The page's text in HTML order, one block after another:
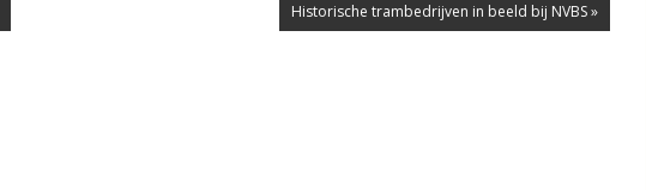
Historische trambedrijven in beeld bij NVBS »